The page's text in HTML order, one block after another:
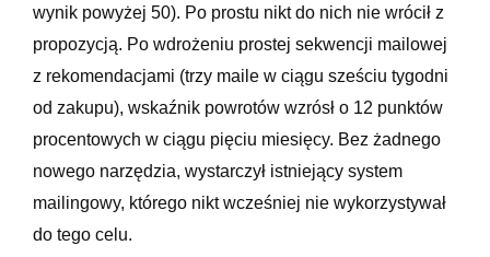
wynik powyżej 50). Po prostu nikt do nich nie wrócił z
propozycją. Po wdrożeniu prostej sekwencji mailowej
z rekomendacjami (trzy maile w ciągu sześciu tygodni
od zakupu), wskaźnik powrotów wzrósł o 12 punktów
procentowych w ciągu pięciu miesięcy. Bez żadnego
nowego narzędzia, wystarczył istniejący system
mailingowy, którego nikt wcześniej nie wykorzystywał
do tego celu.